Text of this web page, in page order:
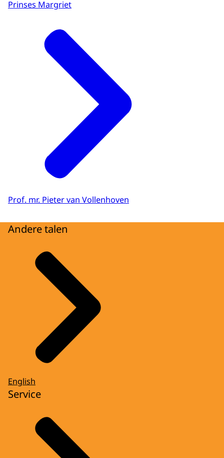
Prinses Margriet
Prof. mr. Pieter van Vollenhoven
Andere talen
English
Service